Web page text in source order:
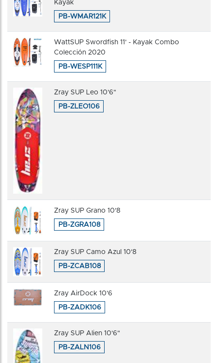
Kayak
PB-WMAR121K
WattSUP Swordfish 11' - Kayak Combo
Colección 2020
PB-WESP111K
Zray SUP Leo 10'6"
PB-ZLEO106
Zray SUP Grano 10'8
PB-ZGRA108
Zray SUP Camo Azul 10'8
PB-ZCAB108
Zray AirDock 10'6
PB-ZADK106
Zray SUP Alien 10'6"
PB-ZALN106